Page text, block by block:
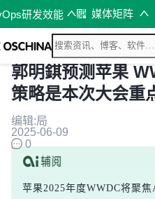
研发效能 媒体矩阵
郭明錤预测苹果
策略是本次大会重
编辑:局
2025-06-09
0
苹果2025年度WWDC将聚